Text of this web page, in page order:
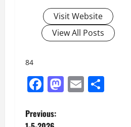
Visit Website
View All Posts
84
Facebook
Mastodon
Email
P
Previous: